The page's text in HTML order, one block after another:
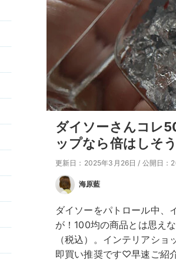
ダイソーさんコレ
ップなら倍はしそ
更新日：2025年3月26日 / 公開日：
海原藍
ダイソーをパトロール中、
が！100均の商品とは思え
（税込）。インテリアシ
即買い推奨です♡早速ご紹